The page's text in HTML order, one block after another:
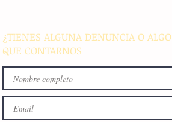
¿TIENES ALGUNA DENUNCIA O ALGO
QUE CONTARNOS